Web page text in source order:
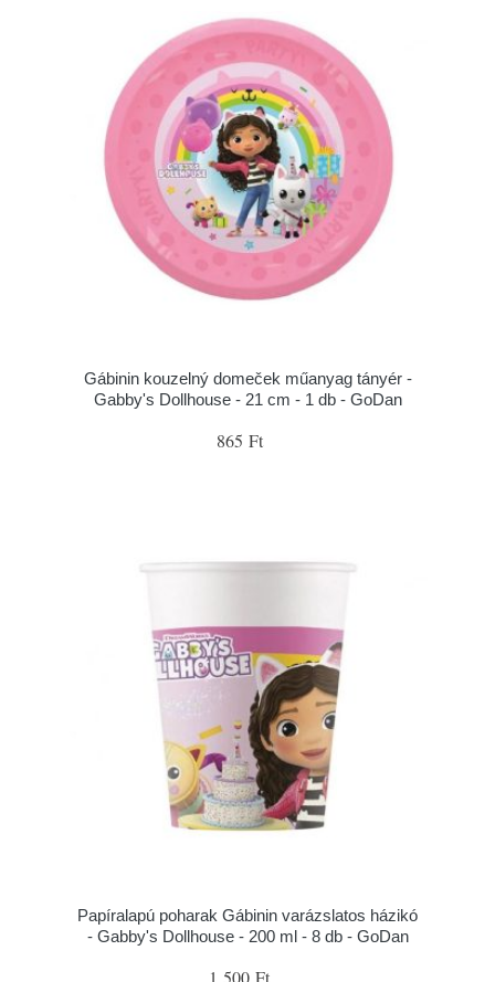
Gábinin kouzelný domeček műanyag tányér -
Gabby's Dollhouse - 21 cm - 1 db - GoDan
865 Ft
Papíralapú poharak Gábinin varázslatos házikó
- Gabby's Dollhouse - 200 ml - 8 db - GoDan
1 500 Ft